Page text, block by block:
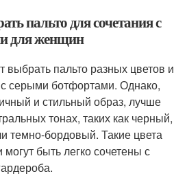
пальто для сочетания с
для женщин
пальто разных цветов и
серыми ботфортами. Однако,
и стильный образ, лучше
тонах, таких как черный,
темно-бордовый. Такие цвета
могут быть легко сочетены с